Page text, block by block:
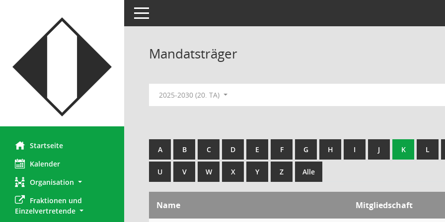
Startseite
Kalender
Organisation
Fraktionen und
Einzelvertretende
Toggle navigation
Mandatsträger
2025-2030 (20. TA)
A B C D E F G H I J K L
U V W X Y Z Alle
Name Mitgliedschaft